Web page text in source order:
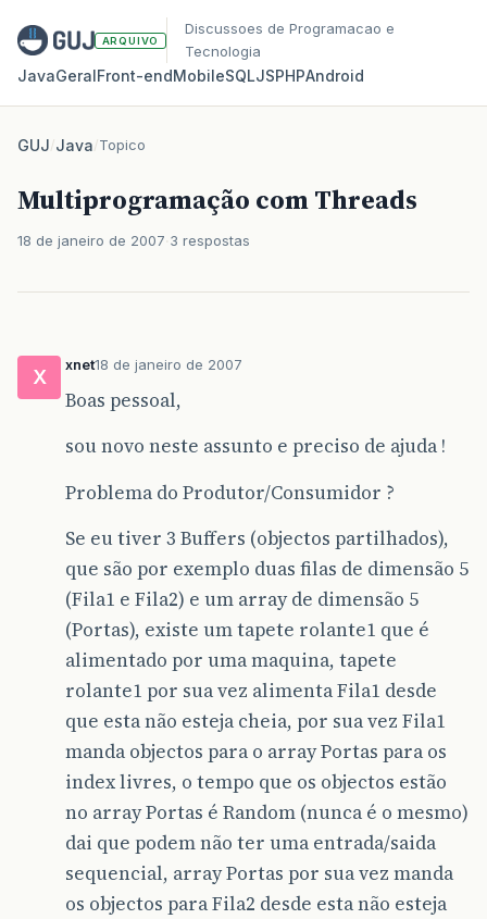
ARQUIVO
Discussoes de Programacao e
Tecnologia
JavaGeralFront‑endMobileSQLJSPHPAndroid
GUJ/Java/Topico
Multiprogramação com Threads
18 de janeiro de 2007 3 respostas
X
xnet18 de janeiro de 2007
Boas pessoal,
sou novo neste assunto e preciso de ajuda !
Problema do Produtor/Consumidor ?
Se eu tiver 3 Buffers (objectos partilhados),
que são por exemplo duas filas de dimensão 5
(Fila1 e Fila2) e um array de dimensão 5
(Portas), existe um tapete rolante1 que é
alimentado por uma maquina, tapete
rolante1 por sua vez alimenta Fila1 desde
que esta não esteja cheia, por sua vez Fila1
manda objectos para o array Portas para os
index livres, o tempo que os objectos estão
no array Portas é Random (nunca é o mesmo)
dai que podem não ter uma entrada/saida
sequencial, array Portas por sua vez manda
os objectos para Fila2 desde esta não esteja